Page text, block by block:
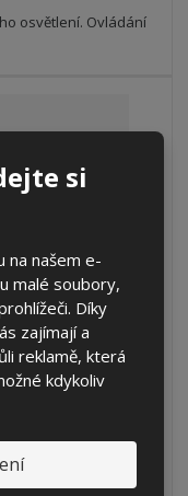
si
na našem e-
malé soubory,
Díky
zajímají a
reklamě, která
kdykoliv
osvětlení. Ovládání
(3D)